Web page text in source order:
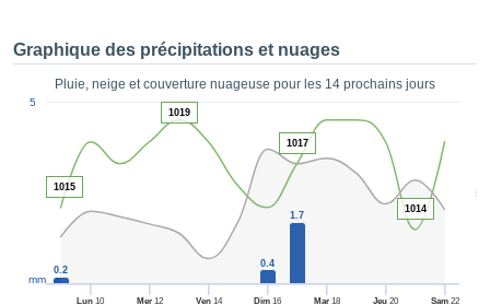
des
de
ACCEPTER
PARAMÈTRES
Graphique des précipitations et nuages
Pluie, neige et couverture nuageuse pour les 14 prochains jours
50
Lun 10 Mer12 Ven14 Dim 16 Mar18 Jeu 20 Sam22
5
mm
0.2
0.4
1.7
1015
1019
1017
1014